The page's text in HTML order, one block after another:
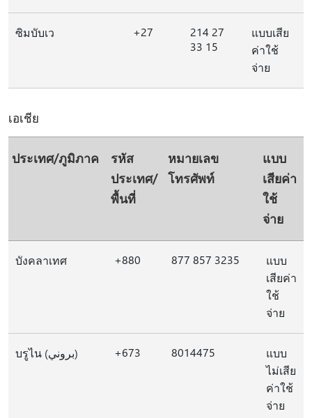
ซิมบับเว +27
214 27
33 15
แบบเสีย
ค่าใช้
จ่าย
เอเชีย
ประเทศ/ภูมิภาค
รหัส
ประเทศ/
พื้นที่
หมายเลข
โทรศัพท์
แบบ
เสียค่า
ใช้
จ่าย
บังคลาเทศ +880 877 857 3235
แบบ
เสียค่า
ใช้
จ่าย
บรูไน (بروني) +673 8014475
แบบ
ไม่เสีย
ค่าใช้
จ่าย